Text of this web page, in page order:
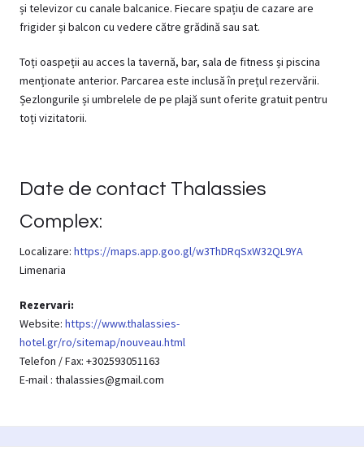
și televizor cu canale balcanice. Fiecare spațiu de cazare are
frigider și balcon cu vedere către grădină sau sat.
Toți oaspeții au acces la tavernă, bar, sala de fitness și piscina
menționate anterior. Parcarea este inclusă în prețul rezervării.
Șezlongurile și umbrelele de pe plajă sunt oferite gratuit pentru
toți vizitatorii.
Date de contact Thalassies
Complex:
Localizare: https://maps.app.goo.gl/w3ThDRqSxW32QL9YA
Limenaria
Rezervari:
Website: https://www.thalassies-
hotel.gr/ro/sitemap/nouveau.html
Telefon / Fax: +302593051163
E-mail : thalassies@gmail.com